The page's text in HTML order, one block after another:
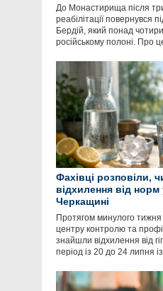
До Монастирища після
реабілітації повернувся
Бердій, який понад
російському полоні. Про
Фахівці розповіли,
відхилення від норм
Черкащині
Протягом минулого тижня
центру контролю та
знайшли відхилення від
період із 20 до 24 липня